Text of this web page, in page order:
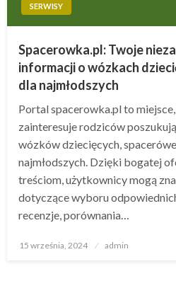
SERWISY
Spacerowka.pl: Twoje
informacji o wózkach
dla najmłodszych
Portal spacerowka.pl to
zainteresuje rodziców
wózków dziecięcych,
najmłodszych. Dzięki bogatej
treściom, użytkownicy mogą
dotyczące wyboru
recenzje, porównania…
Opublikowane
15 września, 2024 admin